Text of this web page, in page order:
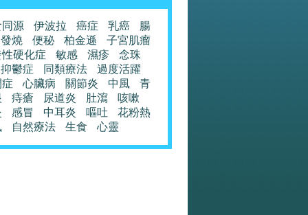
源 伊波拉 癌症 乳癌
腸
發燒
便秘 柏金遜
子宮肌瘤
硬化症
敏感 濕疹
念珠
抑鬱症
同類療法
過度活躍
心臟病 關節炎 中風
青
痔瘡 尿道炎 肚瀉
咳嗽
感冒 中耳炎 嘔吐
花粉熱
自然療法 生食 心靈